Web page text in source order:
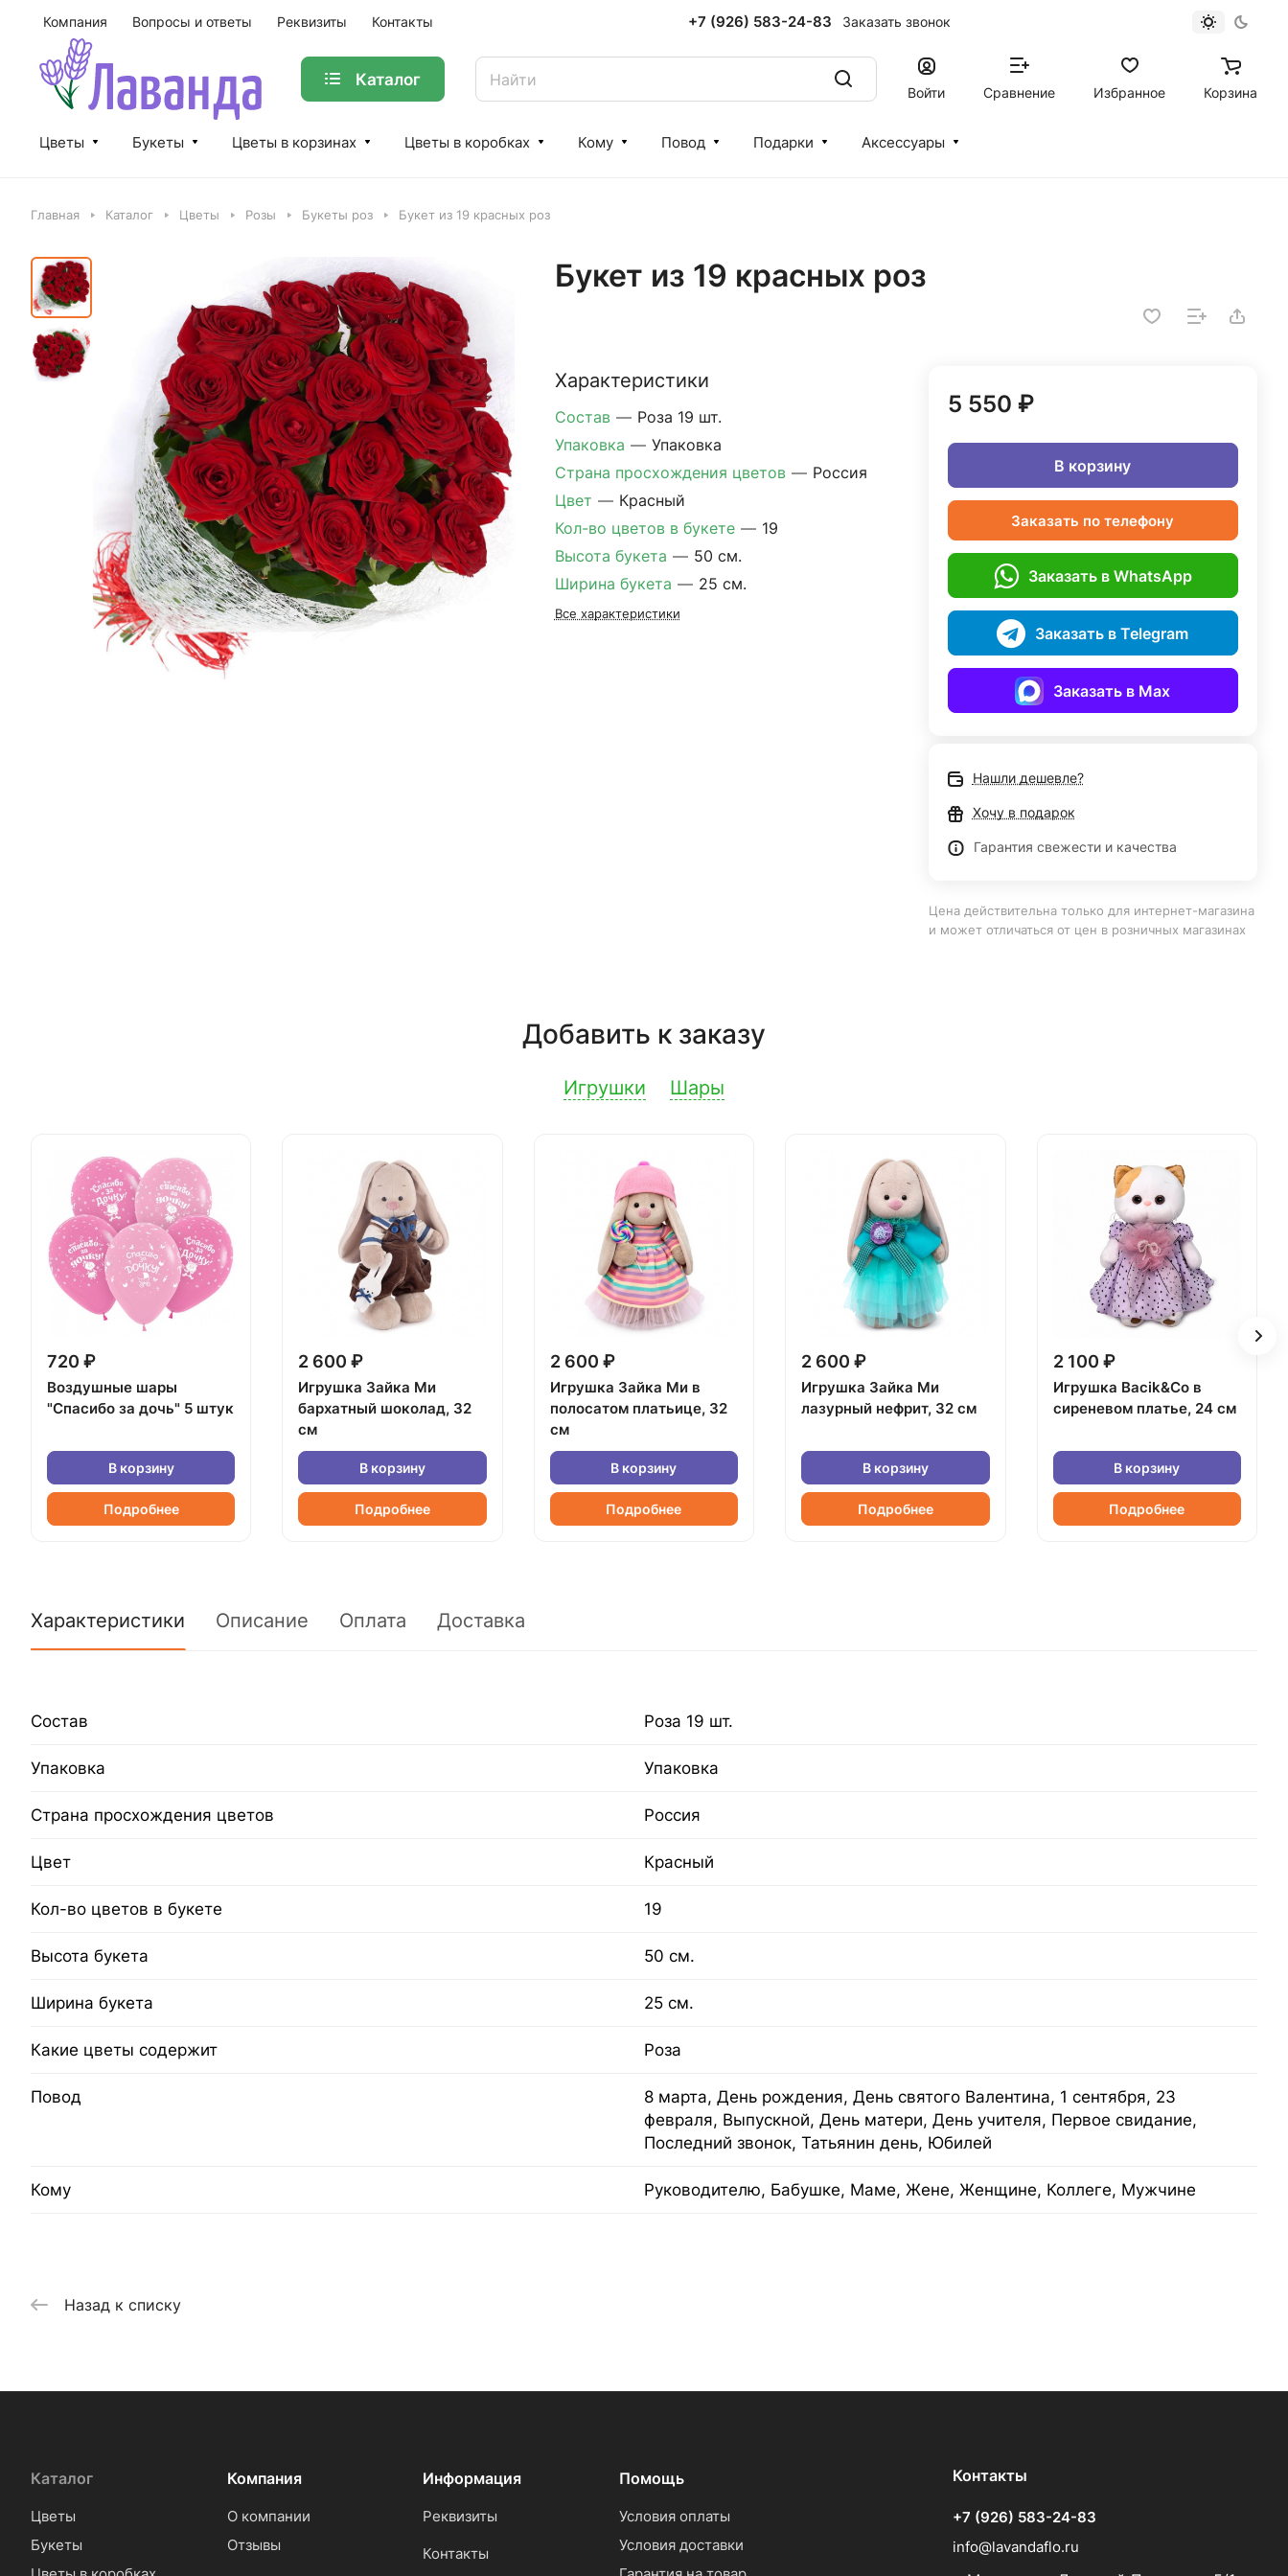
Компания Вопросы и ответы Реквизиты Контакты +7 (926) 583-24-83 Заказать звонок
Каталог
Войти Сравнение Избранное Корзина
Цветы Букеты Цветы в корзинах Цветы в коробках Кому Повод Подарки Аксессуары
Главная Каталог Цветы Розы Букеты роз Букет из 19 красных роз
Букет из 19 красных роз
Характеристики
Состав — Роза 19 шт.
Упаковка — Упаковка
Страна просхождения цветов — Россия
Цвет — Красный
Кол-во цветов в букете — 19
Высота букета — 50 см.
Ширина букета — 25 см.
Все характеристики
5 550 ₽
В корзину
Заказать по телефону
Заказать в WhatsApp
Заказать в Telegram
Заказать в Max
Нашли дешевле?
Хочу в подарок
Гарантия свежести и качества
Цена действительна только для интернет-магазина
и может отличаться от цен в розничных магазинах
Добавить к заказу
Игрушки Шары
720 ₽
Воздушные шары
"Спасибо за дочь" 5 штук
В корзину
Подробнее
2 600 ₽
Игрушка Зайка Ми
бархатный шоколад, 32
см
В корзину
Подробнее
2 600 ₽
Игрушка Зайка Ми в
полосатом платьице, 32
см
В корзину
Подробнее
2 600 ₽
Игрушка Зайка Ми
лазурный нефрит, 32 см
В корзину
Подробнее
2 100 ₽
Игрушка Bacik&Co в
сиреневом платье, 24 см
В корзину
Подробнее
Характеристики Описание Оплата Доставка
Состав Роза 19 шт.
Упаковка Упаковка
Страна просхождения цветов Россия
Цвет Красный
Кол-во цветов в букете 19
Высота букета 50 см.
Ширина букета 25 см.
Какие цветы содержит Роза
Повод
8 марта, День рождения, День святого Валентина, 1 сентября, 23
февраля, Выпускной, День матери, День учителя, Первое свидание,
Последний звонок, Татьянин день, Юбилей
Кому Руководителю, Бабушке, Маме, Жене, Женщине, Коллеге, Мужчине
Назад к списку
Каталог
Цветы
Букеты
Компания
О компании
Отзывы
Информация
Реквизиты
Контакты
Помощь
Условия оплаты
Условия доставки
Контакты
+7 (926) 583-24-83
info@lavandaflo.ru